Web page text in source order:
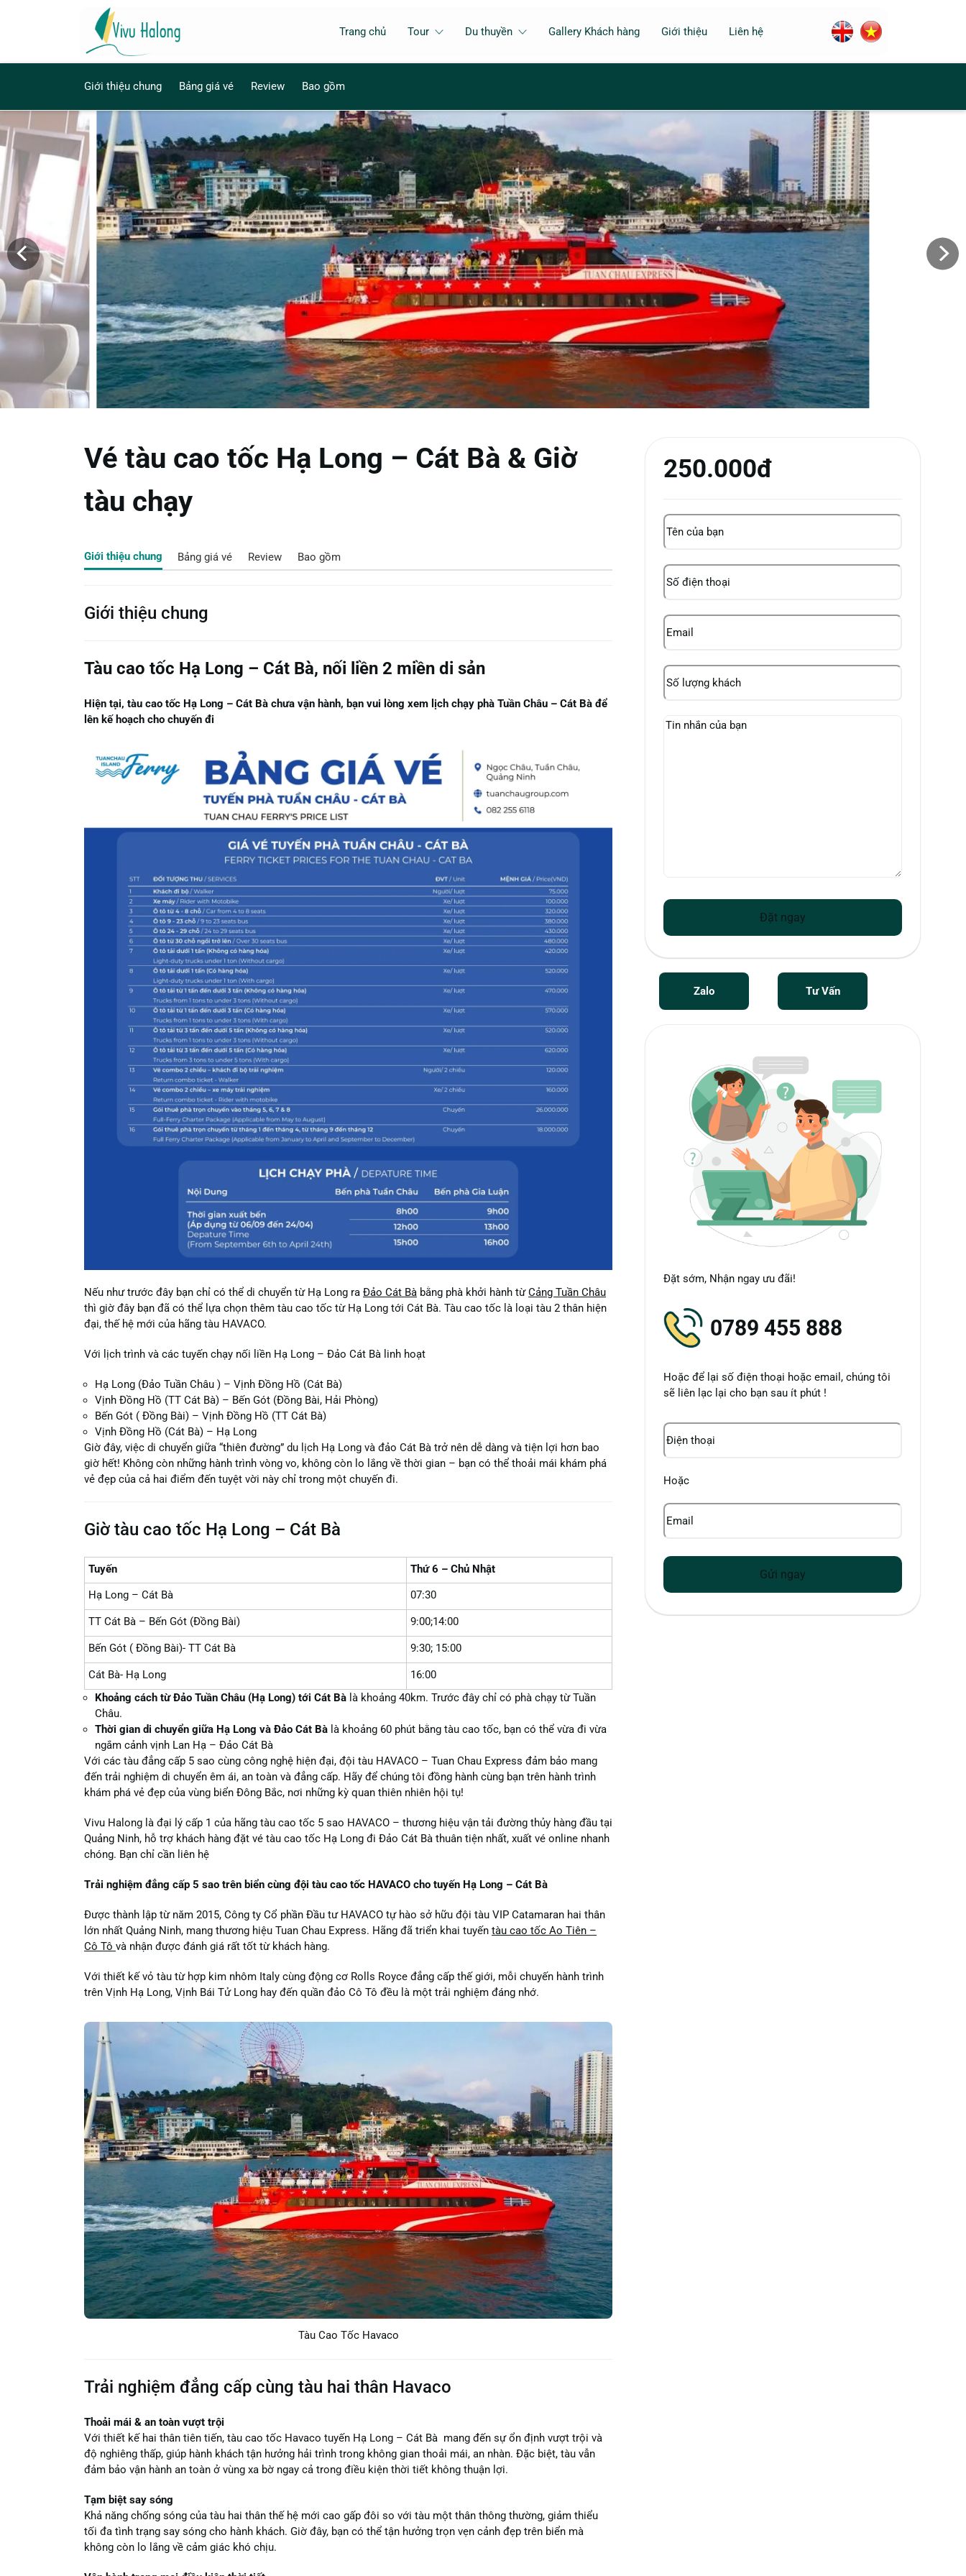
Trang chủ Tour Du thuyền Gallery Khách hàng Giới thiệu Liên hệ
Giới thiệu chung Bảng giá vé Review Bao gồm
Vé tàu cao tốc Hạ Long – Cát Bà & Giờ
tàu chạy
Giới thiệu chung Bảng giá vé Review Bao gồm
Giới thiệu chung
Tàu cao tốc Hạ Long – Cát Bà, nối liền 2 miền di sản
Hiện tại, tàu cao tốc Hạ Long – Cát Bà chưa vận hành, bạn vui lòng xem lịch chạy phà Tuần Châu – Cát Bà để
lên kế hoạch cho chuyến đi
Nếu như trước đây bạn chỉ có thể di chuyển từ Hạ Long ra Đảo Cát Bà bằng phà khởi hành từCảng Tuần Châu
thì giờ đây bạn đã có thể lựa chọn thêm tàu cao tốc từ Hạ Long tới Cát Bà. Tàu cao tốc là loại tàu 2 thân hiện
đại, thế hệ mới của hãng tàu HAVACO.
Với lịch trình và các tuyến chạy nối liền Hạ Long – Đảo Cát Bà linh hoạt
Hạ Long (Đảo Tuần Châu ) – Vịnh Đồng Hồ (Cát Bà)
Vịnh Đồng Hồ (TT Cát Bà) – Bến Gót (Đồng Bài, Hải Phòng)
Bến Gót ( Đồng Bài) – Vịnh Đồng Hồ (TT Cát Bà)
Vịnh Đồng Hồ (Cát Bà) – Hạ Long
Giờ đây, việc di chuyển giữa “thiên đường” du lịch Hạ Long và đảo Cát Bà trở nên dễ dàng và tiện lợi hơn bao
giờ hết! Không còn những hành trình vòng vo, không còn lo lắng về thời gian – bạn có thể thoải mái khám phá
vẻ đẹp của cả hai điểm đến tuyệt vời này chỉ trong một chuyến đi.
Giờ tàu cao tốc Hạ Long – Cát Bà
Tuyến
Thứ 6 – Chủ Nhật
Hạ Long – Cát Bà
07:30
TT Cát Bà – Bến Gót (Đồng Bài) 9:00;14:00
Bến Gót ( Đồng Bài)- TT Cát Bà 9:30; 15:00
Cát Bà- Hạ Long
16:00
Khoảng cách từ Đảo Tuần Châu (Hạ Long) tới Cát Bà là khoảng 40km. Trước đây chỉ có phà chạy từ Tuần
Châu.
Thời gian di chuyển giữa Hạ Long và Đảo Cát Bà là khoảng 60 phút bằng tàu cao tốc, bạn có thể vừa đi vừa
ngắm cảnh vịnh Lan Hạ – Đảo Cát Bà
Với các tàu đẳng cấp 5 sao cùng công nghệ hiện đại, đội tàu HAVACO – Tuan Chau Express đảm bảo mang
đến trải nghiệm di chuyển êm ái, an toàn và đẳng cấp. Hãy để chúng tôi đồng hành cùng bạn trên hành trình
khám phá vẻ đẹp của vùng biển Đông Bắc, nơi những kỳ quan thiên nhiên hội tụ!
Vivu Halong là đại lý cấp 1 của hãng tàu cao tốc 5 sao HAVACO – thương hiệu vận tải đường thủy hàng đầu tại
Quảng Ninh, hỗ trợ khách hàng đặt vé tàu cao tốc Hạ Long đi Đảo Cát Bà thuân tiện nhất, xuất vé online nhanh
chóng. Bạn chỉ cần liên hệ
Trải nghiệm đẳng cấp 5 sao trên biển cùng đội tàu cao tốc HAVACO cho tuyến Hạ Long – Cát Bà
Được thành lập từ năm 2015, Công ty Cổ phần Đầu tư HAVACO tự hào sở hữu đội tàu VIP Catamaran hai thân
lớn nhất Quảng Ninh, mang thương hiệu Tuan Chau Express. Hãng đã triển khai tuyến tàu cao tốc Ao Tiên –
Cô Tô và nhận được đánh giá rất tốt từ khách hàng.
Với thiết kế vỏ tàu từ hợp kim nhôm Italy cùng động cơ Rolls Royce đẳng cấp thế giới, mỗi chuyến hành trình
trên Vịnh Hạ Long, Vịnh Bái Tử Long hay đến quần đảo Cô Tô đều là một trải nghiệm đáng nhớ.
Tàu Cao Tốc Havaco
Trải nghiệm đẳng cấp cùng tàu hai thân Havaco
Thoải mái & an toàn vượt trội
Với thiết kế hai thân tiên tiến, tàu cao tốc Havaco tuyến Hạ Long – Cát Bà mang đến sự ổn định vượt trội và
độ nghiêng thấp, giúp hành khách tận hưởng hải trình trong không gian thoải mái, an nhàn. Đặc biệt, tàu vẫn
đảm bảo vận hành an toàn ở vùng xa bờ ngay cả trong điều kiện thời tiết không thuận lợi.
Tạm biệt say sóng
Khả năng chống sóng của tàu hai thân thế hệ mới cao gấp đôi so với tàu một thân thông thường, giảm thiểu
tối đa tình trạng say sóng cho hành khách. Giờ đây, bạn có thể tận hưởng trọn vẹn cảnh đẹp trên biển mà
không còn lo lắng về cảm giác khó chịu.
250.000đ
Tên
của
bạn
Phone
/
WhatsApp
Email
Số
lượng
khách
Your
Zalo Tư Vấn
Đặt sớm, Nhận ngay ưu đãi!
0789 455 888
Hoặc để lại số điện thoại hoặc email, chúng tôi
sẽ liên lạc lại cho bạn sau ít phút !
Điện
thoại
Hoặc
Email